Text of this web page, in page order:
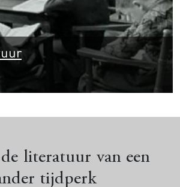
literatuur van een
tijdperk